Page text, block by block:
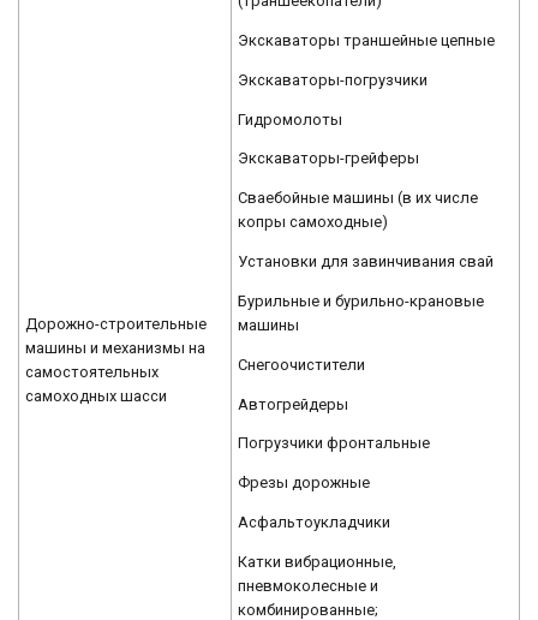
Дорожно-строительные
машины и механизмы на
самостоятельных
самоходных шасси
Экскаваторы траншейные цепные
Экскаваторы-погрузчики
Гидромолоты
Экскаваторы-грейферы
Сваебойные машины (в их числе
копры самоходные)
Установки для завинчивания свай
Бурильные и бурильно-крановые
машины
Снегоочистители
Автогрейдеры
Погрузчики фронтальные
Фрезы дорожные
Асфальтоукладчики
Катки вибрационные,
пневмоколесные и
комбинированные;